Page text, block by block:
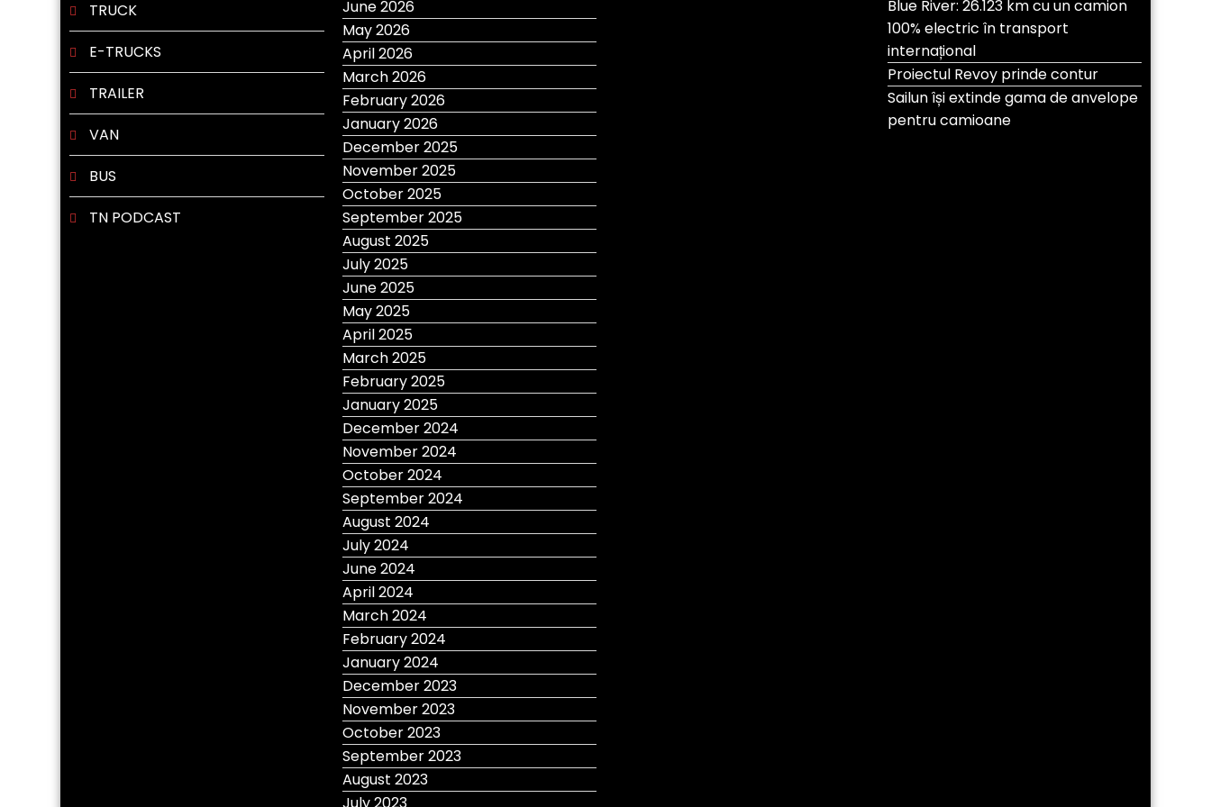
TRUCK
E-TRUCKS
TRAILER
VAN
BUS
TN PODCAST
June 2026
May 2026
April 2026
March 2026
February 2026
January 2026
December 2025
November 2025
October 2025
September 2025
August 2025
July 2025
June 2025
May 2025
April 2025
March 2025
February 2025
January 2025
December 2024
November 2024
October 2024
September 2024
August 2024
July 2024
June 2024
April 2024
March 2024
February 2024
January 2024
December 2023
November 2023
October 2023
September 2023
August 2023
July 2023
Blue River: 26.123 km cu un camion
100% electric în transport
internațional
Proiectul Revoy prinde contur
Sailun își extinde gama de anvelope
pentru camioane